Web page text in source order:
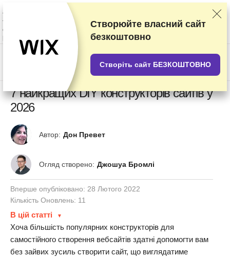
Наші оцінки постачальників послуг засновані на результатах ретельних
тестувань та досліджень, але ми беремо до уваги також і ваші відгуки
та комерційні угоди, укладені з окремими постачальниками послуг. Ця
сторінка містить партнерські посилання.Розкриття інформації про
рекламодавців
US$
7 найкращих DIY конструкторів сайтів у
2026
Автор: Дон Превет
Огляд створено: Джошуа Бромлі
Вперше опубліковано: 28 Лютого 2022
Кількість Оновлень: 11
В цій статті
Хоча більшість популярних конструкторів для
самостійного створення вебсайтів здатні допомогти вам
без зайвих зусиль створити сайт, що виглядатиме
Створюйте власний сайт
безкоштовно
Створіть сайт БЕЗКОШТОВНО